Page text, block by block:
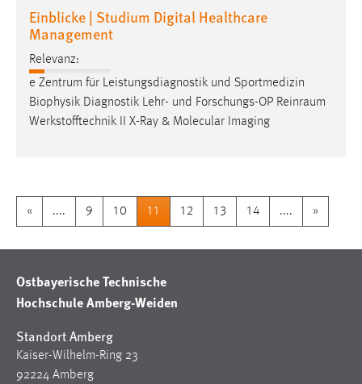
Einblicke | Studium Digital Healthcare
Management
Relevanz:
e Zentrum für Leistungsdiagnostik und Sportmedizin
Biophysik Diagnostik Lehr- und Forschungs-OP Reinraum
Werkstofftechnik II X-Ray & Molecular Imaging
« .... 9 10 11 12 13 14 .... »
Ostbayerische Technische
Hochschule Amberg-Weiden
Standort Amberg
Kaiser-Wilhelm-Ring 23
92224 Amberg